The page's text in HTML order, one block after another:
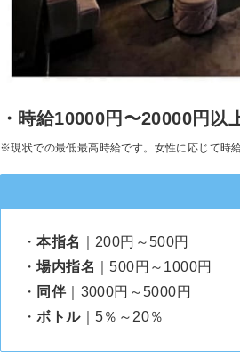
・時給10000円〜20000円以
※現状での最低最高時給です。女性に応じて時
・本指名
｜200円～500円
・場内指名
｜500円～1000円
・ 同伴 ｜3000円～5000円
・ボトル｜5％～20％